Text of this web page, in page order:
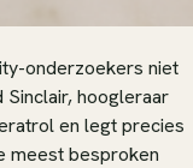
onderzoekers niet
hoogleraar
en legt precies
meest besproken